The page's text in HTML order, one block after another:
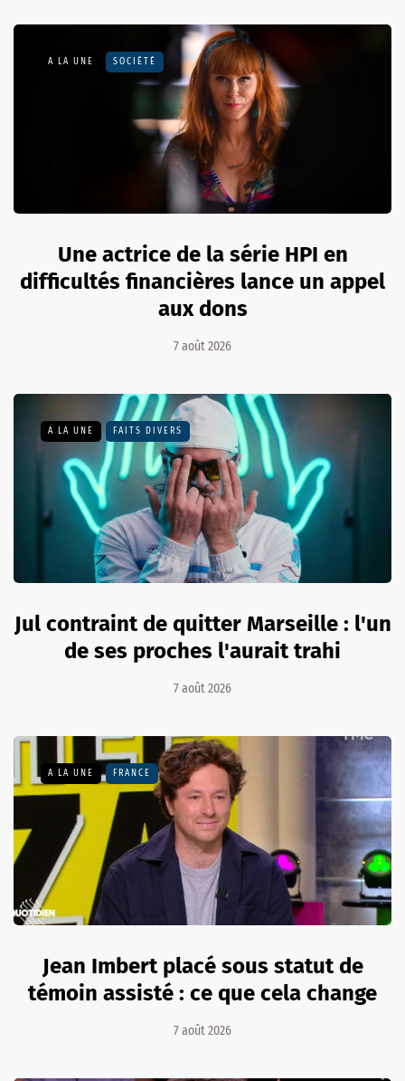
A LA UNE SOCIÉTÉ
Une actrice de la série HPI en
difficultés financières lance un appel
aux dons
7 août 2026
A LA UNE FAITS DIVERS
Jul contraint de quitter Marseille : l'un
de ses proches l'aurait trahi
7 août 2026
A LA UNE FRANCE
Jean Imbert placé sous statut de
témoin assisté : ce que cela change
7 août 2026